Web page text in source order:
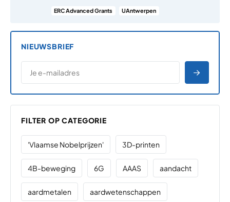
ERC Advanced Grants UAntwerpen
NIEUWSBRIEF
E-MAILADRES
*
FILTER OP CATEGORIE
'Vlaamse Nobelprijzen' 3D-printen
4B-beweging 6G AAAS aandacht
aardmetalen aardwetenschappen